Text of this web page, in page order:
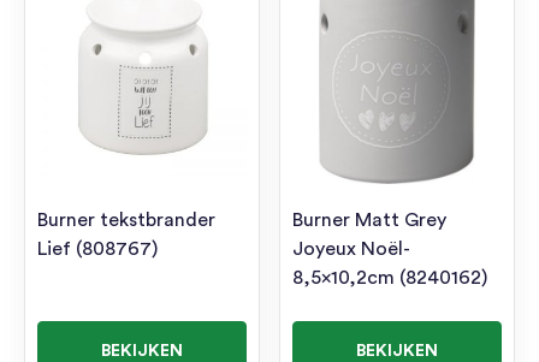
Burner tekstbrander
Lief (808767)
BEKIJKEN
Burner Matt Grey
Joyeux Noël-
8,5×10,2cm (8240162)
BEKIJKEN